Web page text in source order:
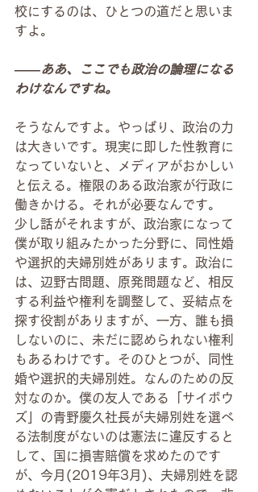
校にするのは、ひとつの道だと思いま
すよ。
――ああ、ここでも政治の論理になる
わけなんですね。
そうなんですよ。やっぱり、政治の力
は大きいです。現実に即した性教育に
なっていないと、メディアがおかしい
と伝える。権限のある政治家が行政に
働きかける。それが必要なんです。
少し話がそれますが、政治家になって
僕が取り組みたかった分野に、同性婚
や選択的夫婦別姓があります。政治に
は、辺野古問題、原発問題など、相反
する利益や権利を調整して、妥結点を
探す役割がありますが、一方、誰も損
しないのに、未だに認められない権利
もあるわけです。そのひとつが、同性
婚や選択的夫婦別姓。なんのための反
対なのか。僕の友人である「サイボウ
ズ」の青野慶久社長が夫婦別姓を選べ
る法制度がないのは憲法に違反すると
して、国に損害賠償を求めたのです
が、今月(2019年3月)、夫婦別姓を認